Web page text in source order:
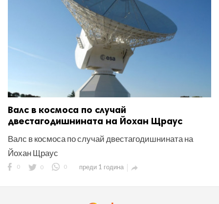
Валс в космоса по случай
двестагодишнината на Йохан Щраус
Валс в космоса по случай двестагодишнината на
Йохан Щраус
0 0 0 преди 1 година 